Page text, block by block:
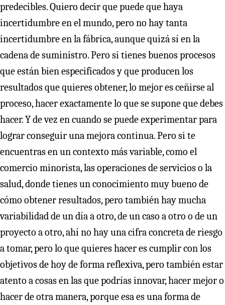
predecibles. Quiero decir que puede que haya
incertidumbre en el mundo, pero no hay tanta
incertidumbre en la fábrica, aunque quizá sí en la
cadena de suministro. Pero si tienes buenos procesos
que están bien especificados y que producen los
resultados que quieres obtener, lo mejor es ceñirse al
proceso, hacer exactamente lo que se supone que debes
hacer. Y de vez en cuando se puede experimentar para
lograr conseguir una mejora continua. Pero si te
encuentras en un contexto más variable, como el
comercio minorista, las operaciones de servicios o la
salud, donde tienes un conocimiento muy bueno de
cómo obtener resultados, pero también hay mucha
variabilidad de un día a otro, de un caso a otro o de un
proyecto a otro, ahí no hay una cifra concreta de riesgo
a tomar, pero lo que quieres hacer es cumplir con los
objetivos de hoy de forma reflexiva, pero también estar
atento a cosas en las que podrías innovar, hacer mejor o
hacer de otra manera, porque esa es una forma de